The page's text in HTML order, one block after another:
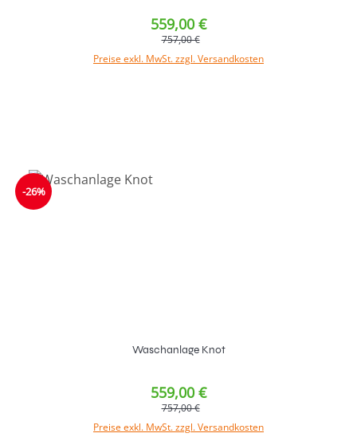
559,00 €
757,00 €
Preise exkl. MwSt. zzgl. Versandkosten
-26%
Waschanlage Knot
559,00 €
757,00 €
Preise exkl. MwSt. zzgl. Versandkosten